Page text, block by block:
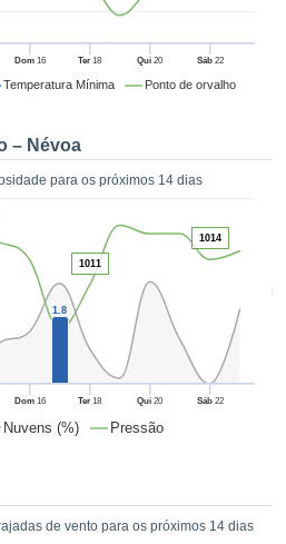
Temperatura Mínima Ponto de orvalho
Dom16 Ter 18 Qui 20 Sáb22
– Névoa
para os próximos 14 dias
Nuvens (%) Pressão
50
Dom16 Ter 18 Qui 20 Sáb22
1.8
1011
1014
de vento para os próximos 14 dias